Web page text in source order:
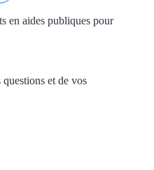
et de vos